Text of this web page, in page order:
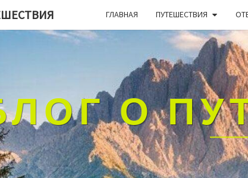
ГЛАВНАЯ ПУТЕШЕСТВИЯ
О